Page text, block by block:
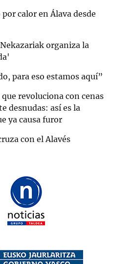
calor en Álava desde
organiza la
para eso estamos aquí”
revoluciona con cenas
desnudas: así es la
ya causa furor
con el Alavés